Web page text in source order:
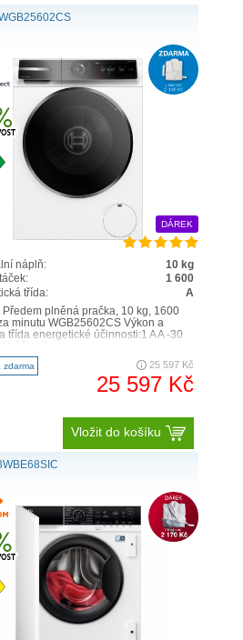
DÁREK
náplň:
10 kg
1 600
třída:
A
Předem plněná pračka, 10 kg, 1600
minutu WGB25602CS Výkon a
třída energetické účinnosti:1 A A -30
zdarma 25 597 Kč
25 597 Kč
Vložit do košíku